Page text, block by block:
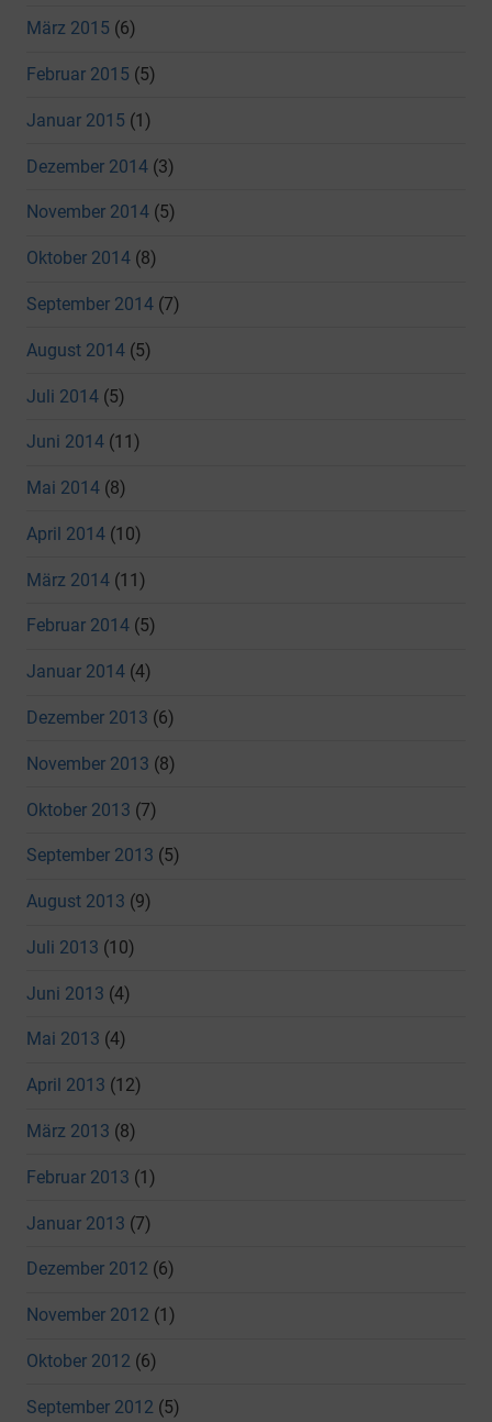
März 2015 (6)
Februar 2015 (5)
Januar 2015 (1)
Dezember 2014 (3)
November 2014 (5)
Oktober 2014 (8)
September 2014 (7)
August 2014 (5)
Juli 2014 (5)
Juni 2014 (11)
Mai 2014 (8)
April 2014 (10)
März 2014 (11)
Februar 2014 (5)
Januar 2014 (4)
Dezember 2013 (6)
November 2013 (8)
Oktober 2013 (7)
September 2013 (5)
August 2013 (9)
Juli 2013 (10)
Juni 2013 (4)
Mai 2013 (4)
April 2013 (12)
März 2013 (8)
Februar 2013 (1)
Januar 2013 (7)
Dezember 2012 (6)
November 2012 (1)
Oktober 2012 (6)
September 2012 (5)